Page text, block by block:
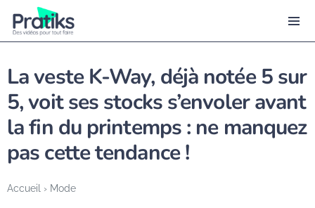
Accueil › Mode
La veste K-Way, déjà notée 5 sur
5, voit ses stocks s’envoler avant
la fin du printemps : ne manquez
pas cette tendance !